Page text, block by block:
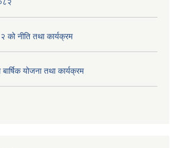
को नीति तथा कार्यक्रम
योजना तथा कार्यक्रम